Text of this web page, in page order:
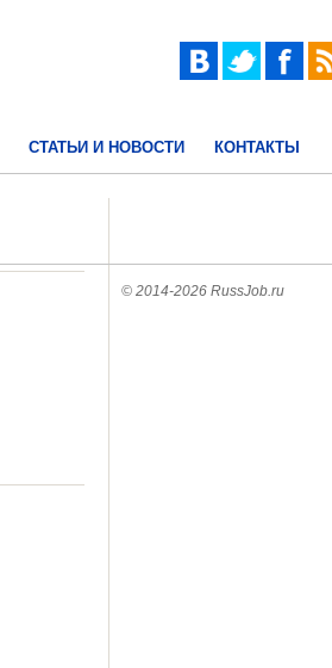
СТАТЬИ И НОВОСТИ КОНТАКТЫ
© 2014-2026 RussJob.ru